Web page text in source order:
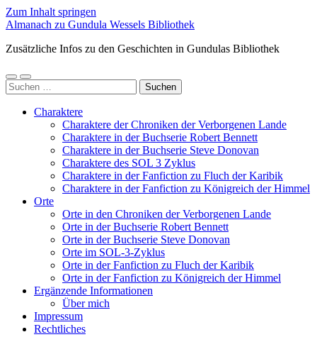
Zum Inhalt springen
Almanach zu Gundula Wessels Bibliothek
Zusätzliche Infos zu den Geschichten in Gundulas Bibliothek
Mobile-
Menü
Suchfeld
ein-/ausblenden
Suchen
nach:
Charaktere
Charaktere der Chroniken der Verborgenen Lande
Charaktere in der Buchserie Robert Bennett
Charaktere in der Buchserie Steve Donovan
Charaktere des SOL 3 Zyklus
Charaktere in der Fanfiction zu Fluch der Karibik
Charaktere in der Fanfiction zu Königreich der Himmel
Orte
Orte in den Chroniken der Verborgenen Lande
Orte in der Buchserie Robert Bennett
Orte in der Buchserie Steve Donovan
Orte im SOL-3-Zyklus
Orte in der Fanfiction zu Fluch der Karibik
Orte in der Fanfiction zu Königreich der Himmel
Ergänzende Informationen
Über mich
Impressum
Rechtliches